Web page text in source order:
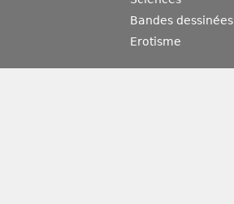
Bandes dessinées
Erotisme